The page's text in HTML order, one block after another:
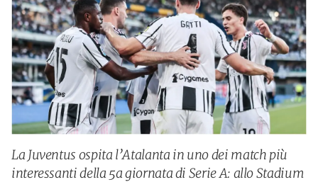
La Juventus ospita l’Atalanta in uno dei match più
interessanti della 5a giornata di Serie A: allo Stadium